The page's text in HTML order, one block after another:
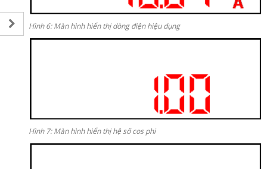
Hình 6: Màn hình hiển thị dòng điện hiệu dụng
Hình 7: Màn hình hiển thị hệ số cos phi